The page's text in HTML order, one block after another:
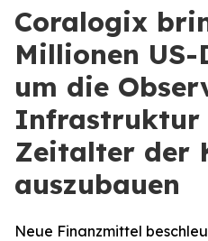
Coralogix
Millionen
um die
Infrastruktur
Zeitalter der
auszubauen
Neue Finanzmittel